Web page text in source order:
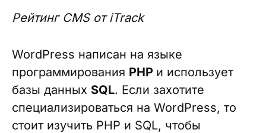
Рейтинг CMS от iTrack
WordPress написан на языке
программирования PHP и использует
базы данных SQL. Если захотите
специализироваться на WordPress, то
стоит изучить PHP и SQL, чтобы